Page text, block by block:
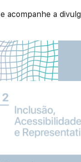
e acompanhe a